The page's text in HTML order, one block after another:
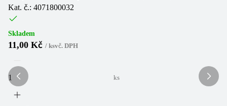
Kat. č.: 4071800032
Skladem
11,00 Kč / ksvč. DPH
ks